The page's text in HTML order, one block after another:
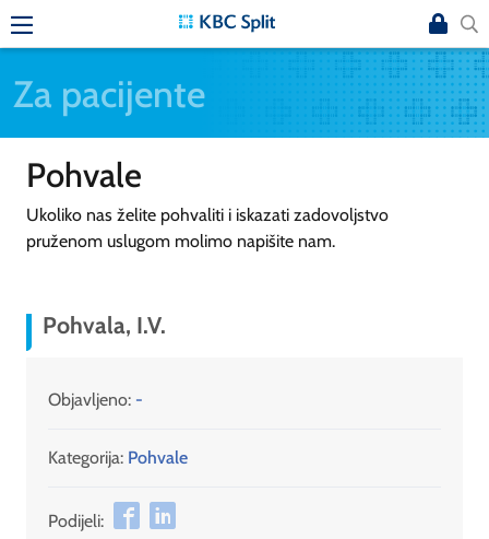
Za pacijente
Pohvale
Ukoliko nas želite pohvaliti i iskazati zadovoljstvo
pruženom uslugom molimo napišite nam.
Pohvala, I.V.
Objavljeno: -
Kategorija: Pohvale
Podijeli: